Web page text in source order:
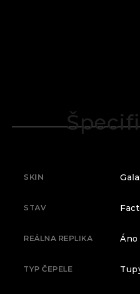
SKIN
STAV
REÁLNA REPLIKA Áno
TYP ČEPELE